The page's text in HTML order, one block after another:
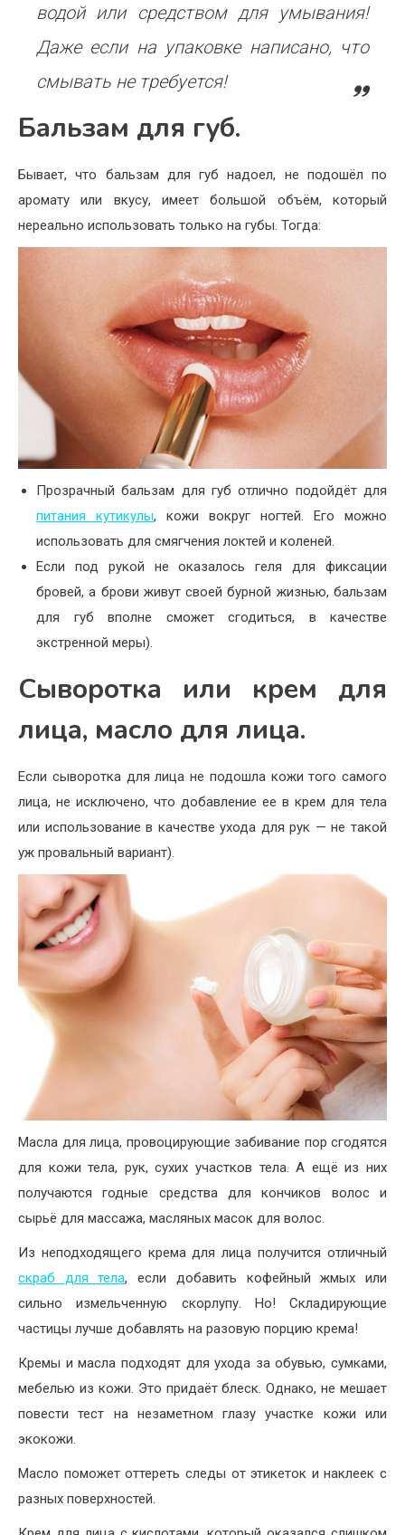
водой или средством для умывания!
Даже если на упаковке написано, что
смывать не требуется!
Бальзам для губ.
Бывает, что бальзам для губ надоел, не подошёл по
аромату или вкусу, имеет большой объём, который
нереально использовать только на губы. Тогда:
Прозрачный бальзам для губ отлично подойдёт для
питания кутикулы, кожи вокруг ногтей. Его можно
использовать для смягчения локтей и коленей.
Если под рукой не оказалось геля для фиксации
бровей, а брови живут своей бурной жизнью, бальзам
для губ вполне сможет сгодиться, в качестве
экстренной меры).
Сыворотка или крем для
лица, масло для лица.
Если сыворотка для лица не подошла кожи того самого
лица, не исключено, что добавление ее в крем для тела
или использование в качестве ухода для рук — не такой
уж провальный вариант).
Масла для лица, провоцирующие забивание пор сгодятся
для кожи тела, рук, сухих участков тела. А ещё из них
получаются годные средства для кончиков волос и
сырьё для массажа, масляных масок для волос.
Из неподходящего крема для лица получится отличный
скраб для тела, если добавить кофейный жмых или
сильно измельченную скорлупу. Но! Складирующие
частицы лучше добавлять на разовую порцию крема!
Кремы и масла подходят для ухода за обувью, сумками,
мебелью из кожи. Это придаёт блеск. Однако, не мешает
повести тест на незаметном глазу участке кожи или
экокожи.
Масло поможет оттереть следы от этикеток и наклеек с
разных поверхностей.